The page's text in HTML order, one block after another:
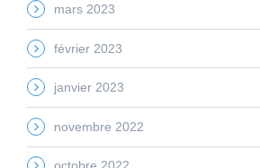
mars 2023
février 2023
janvier 2023
novembre 2022